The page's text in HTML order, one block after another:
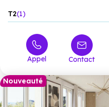
T2 1
Appel Contact
Nouveauté